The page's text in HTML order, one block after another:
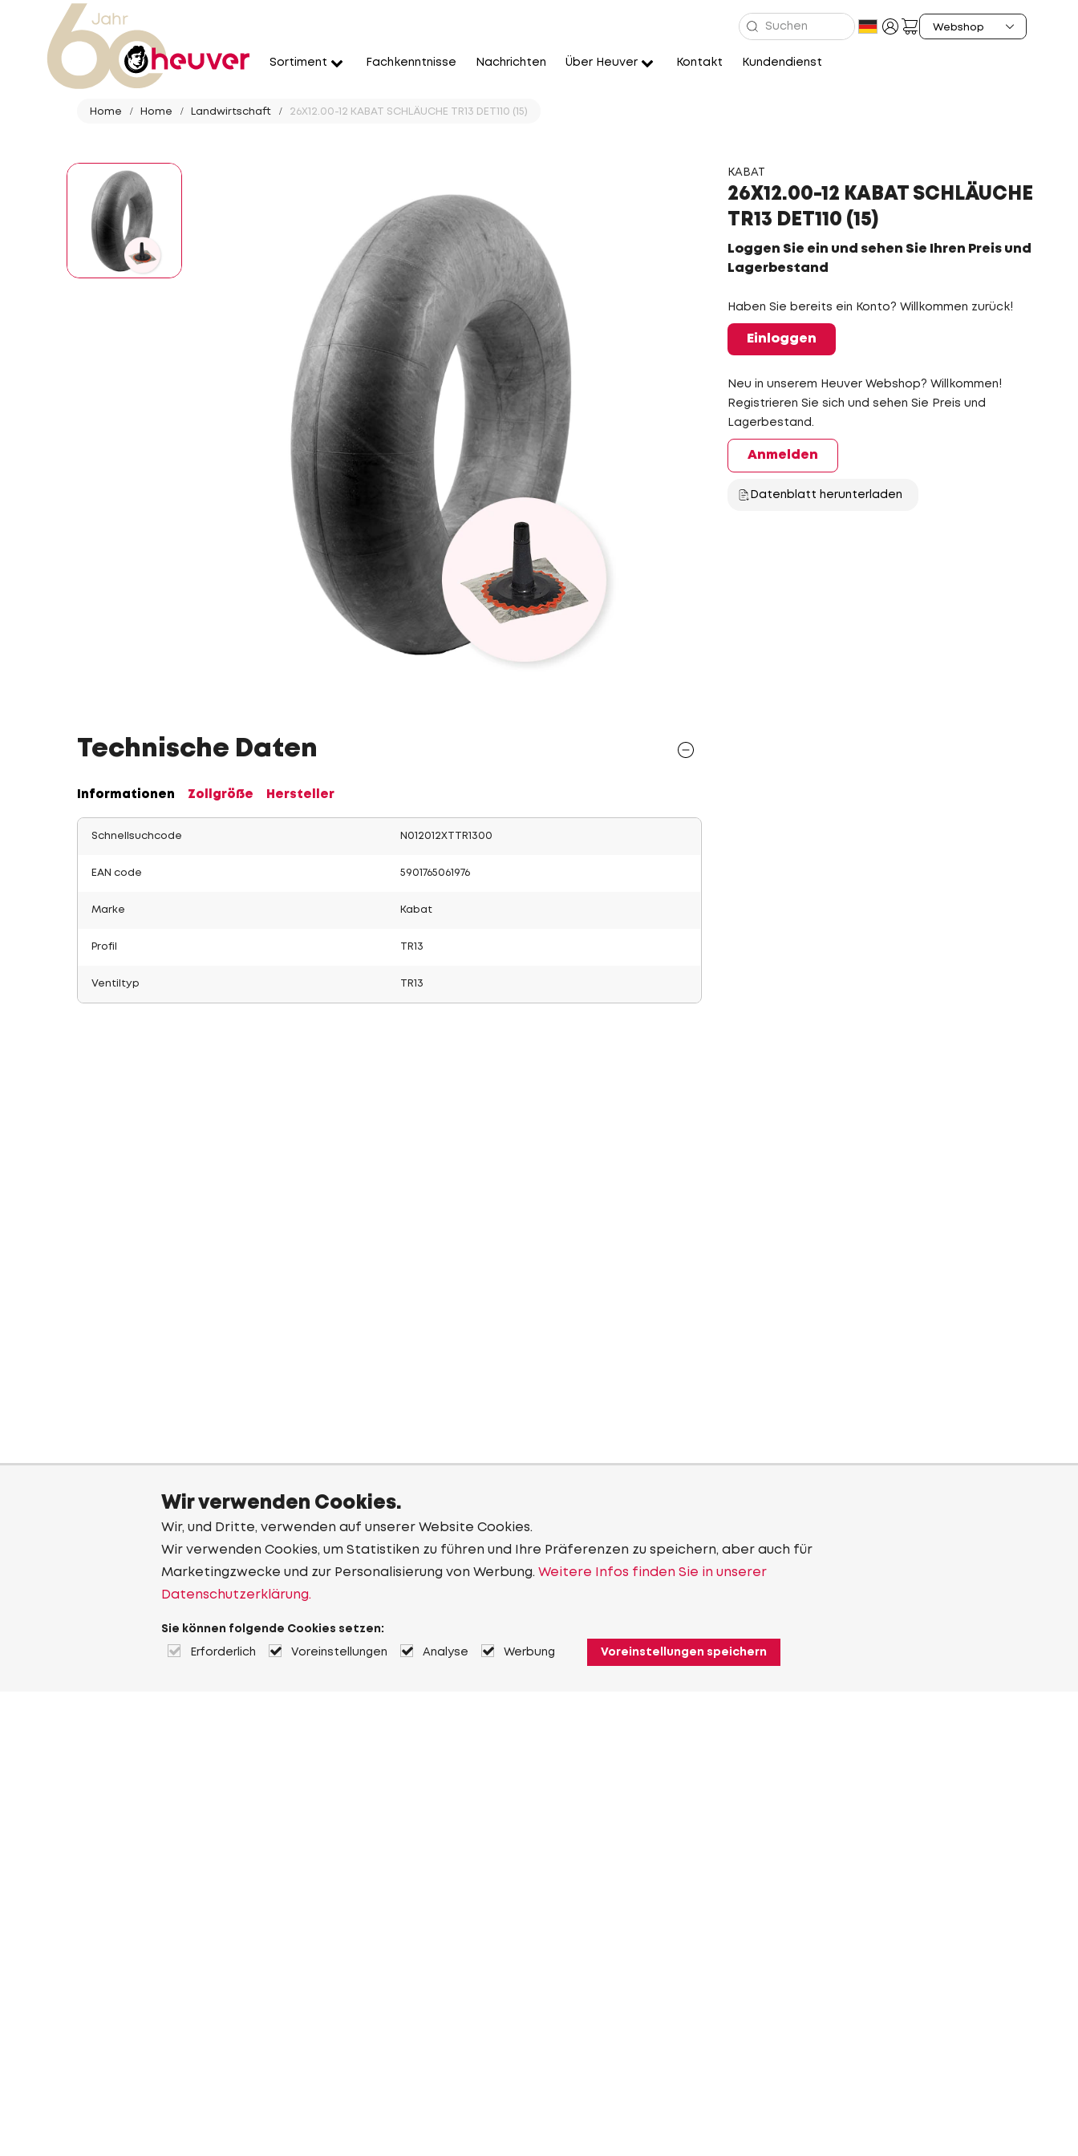
Sortiment Fachkenntnisse Nachrichten Über Heuver Kontakt Kundendienst
Home Home Landwirtschaft 26X12.00-12 KABAT SCHLÄUCHE TR13 DET110 (15)
KABAT
26X12.00-12 KABAT SCHLÄUCHE
TR13 DET110 (15)
Loggen Sie ein und sehen Sie Ihren Preis und
Lagerbestand
Haben Sie bereits ein Konto? Willkommen zurück!
Einloggen
Neu in unserem Heuver Webshop? Willkommen!
Registrieren Sie sich und sehen Sie Preis und
Lagerbestand.
Anmelden
Datenblatt herunterladen
Technische Daten
Informationen Zollgröße Hersteller
Schnellsuchcode N012012XTTR1300
EAN code 5901765061976
Marke Kabat
Profil TR13
Ventiltyp TR13
Wir verwenden Cookies.
Wir, und Dritte, verwenden auf unserer Website Cookies.
Wir verwenden Cookies, um Statistiken zu führen und Ihre Präferenzen zu speichern, aber auch für
Marketingzwecke und zur Personalisierung von Werbung. Weitere Infos finden Sie in unserer
Datenschutzerklärung.
Sie können folgende Cookies setzen:
Erforderlich Voreinstellungen Analyse Werbung Voreinstellungen speichern